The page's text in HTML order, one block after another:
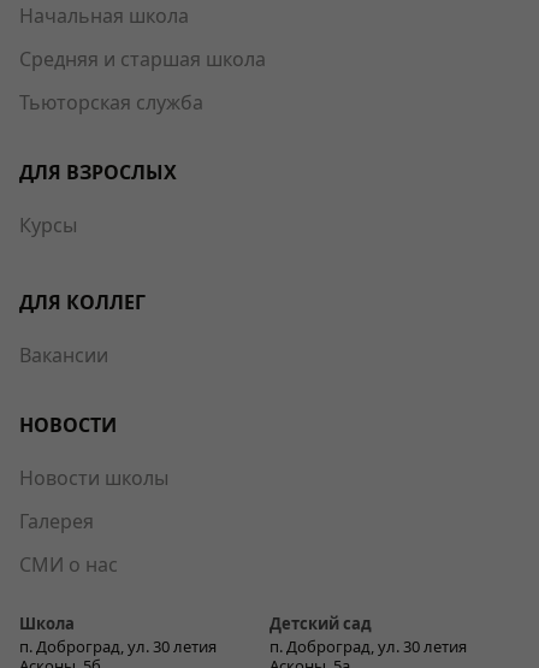
Начальная школа
Средняя и старшая школа
Тьюторская служба
ДЛЯ ВЗРОСЛЫХ
Курсы
ДЛЯ КОЛЛЕГ
Вакансии
НОВОСТИ
Новости школы
Галерея
СМИ о нас
Школа
п. Доброград, ул. 30 летия
Детский сад
п. Доброград, ул. 30 летия